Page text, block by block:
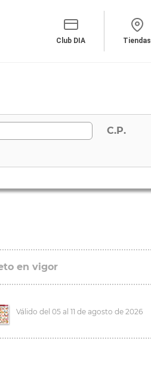
Club DIA Tiendas
C.P.
en vigor
Válido del 05 al 11 de agosto de 2026